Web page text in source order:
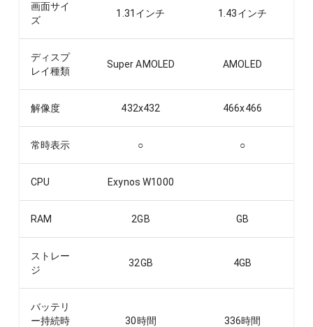
画面サイ
ズ
1.31 インチ 1.43インチ
ディスプ
レイ種類
Super AMOLED AMOLED
解像度 432x432 466x466
常時表示 ○ ○
CPU Exynos W1000
RAM 2GB GB
ストレー
ジ
32GB 4GB
バッテリ
ー持続時
30時間 336時間